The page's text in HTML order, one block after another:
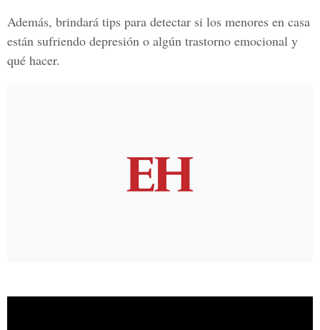
Además, brindará tips para detectar si los menores en casa
están sufriendo depresión o algún trastorno emocional y
qué hacer.